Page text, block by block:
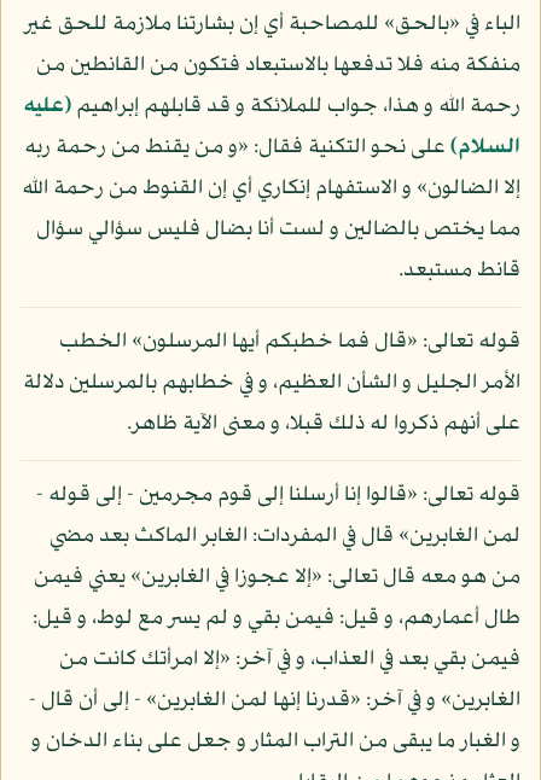
الباء في «بالحق» للمصاحبة أي إن بشارتنا ملازمة للحق غير
منفكة منه فلا تدفعها بالاستبعاد فتكون من القانطين من
رحمة الله و هذا، جواب للملائكة و قد قابلهم إبراهيم(عليه
السلام)على نحو التكنية فقال: «و من يقنط من رحمة ربه
إلا الضالون» و الاستفهام إنكاري أي إن القنوط من رحمة الله
مما يختص بالضالين و لست أنا بضال فليس سؤالي سؤال
قانط مستبعد.
قوله تعالى: «قال فما خطبكم أيها المرسلون» الخطب
الأمر الجليل و الشأن العظيم، و في خطابهم بالمرسلين دلالة
على أنهم ذكروا له ذلك قبلا، و معنى الآية ظاهر.
قوله تعالى: «قالوا إنا أرسلنا إلى قوم مجرمين - إلى قوله -
لمن الغابرين» قال في المفردات: الغابر الماكث بعد مضي
من هو معه قال تعالى: «إلا عجوزا في الغابرين» يعني فيمن
طال أعمارهم، و قيل: فيمن بقي و لم يسر مع لوط، و قيل:
فيمن بقي بعد في العذاب، و في آخر: «إلا امرأتك كانت من
الغابرين» و في آخر: «قدرنا إنها لمن الغابرين» - إلى أن قال -
و الغبار ما يبقى من التراب المثار و جعل على بناء الدخان و